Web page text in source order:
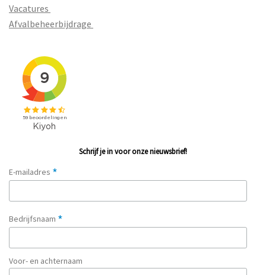
Vacatures
Afvalbeheerbijdrage
Schrijf je in voor onze nieuwsbrief!
E-mailadres *
Bedrijfsnaam *
Voor- en achternaam